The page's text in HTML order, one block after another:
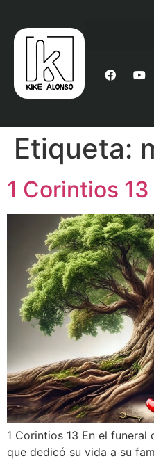
Etiqueta:
1 Corintios 13
1 Corintios 13 En el funeral
que dedicó su vida a su